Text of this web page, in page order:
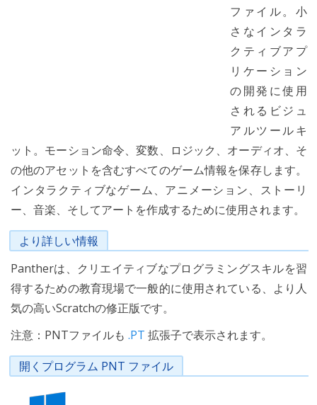
ファイル。小
さなインタラ
クティブアプ
リケーション
の開発に使用
されるビジュ
アルツールキ
ット。モーション命令、変数、ロジック、オーディオ、そ
の他のアセットを含むすべてのゲーム情報を保存します。
インタラクティブなゲーム、アニメーション、ストーリ
ー、音楽、そしてアートを作成するために使用されます。
より詳しい情報
Pantherは、クリエイティブなプログラミングスキルを習
得するための教育現場で一般的に使用されている、より人
気の高いScratchの修正版です。
注意：PNTファイルも .PT 拡張子で表示されます。
開くプログラム PNT ファイル